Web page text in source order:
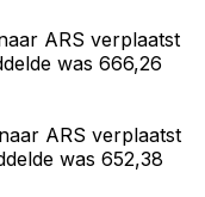
ARS verplaatst
was 666,26
ARS verplaatst
was 652,38